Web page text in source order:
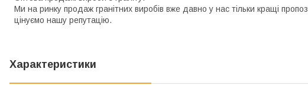
Ми на ринку продаж гранітних виробів вже давно у нас тільки кращі
цінуємо нашу репутацію.
Характеристики